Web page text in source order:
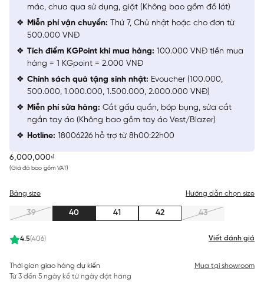
6,000,000₫
(Giá đã bao gồm VAT)
4.5(406) Viết đánh giá
Bảng size Hướng dẫn chọn size
39 40 41 42 43
Thời gian giao hàng dự kiến
Từ 3 đến 5 ngày kể từ ngày đặt hàng
Mua tại showroom
mác, chưa qua sử dụng, giặt (Không bao gồm đồ lót)
Miễn phí vận chuyển: Thứ 7, Chủ nhật hoặc cho đơn từ
500.000 VNĐ
Tích điểm KGPoint khi mua hàng: 100.000 VNĐ tiền mua
hàng = 1 KGpoint = 2.000 VNĐ
Chính sách quà tặng sinh nhật: Evoucher (100.000,
500.000, 1.000.000, 1.500.000, 2.000.000 VNĐ)
Miễn phí sửa hàng: Cắt gấu quần, bóp bụng, sửa cắt
ngắn tay áo (Không bao gồm tay áo Vest/Blazer)
Hotline: 18006226 hỗ trợ từ 8h00:22h00